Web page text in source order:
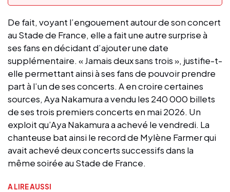
De fait, voyant l’engouement autour de son concert
au Stade de France, elle a fait une autre surprise à
ses fans en décidant d’ajouter une date
supplémentaire. « Jamais deux sans trois », justifie-t-
elle permettant ainsi à ses fans de pouvoir prendre
part à l’un de ses concerts. A en croire certaines
sources, Aya Nakamura a vendu les 240 000 billets
de ses trois premiers concerts en mai 2026. Un
exploit qu’Aya Nakamura a achevé le vendredi. La
chanteuse bat ainsi le record de Mylène Farmer qui
avait achevé deux concerts successifs dans la
même soirée au Stade de France.
A LIRE AUSSI